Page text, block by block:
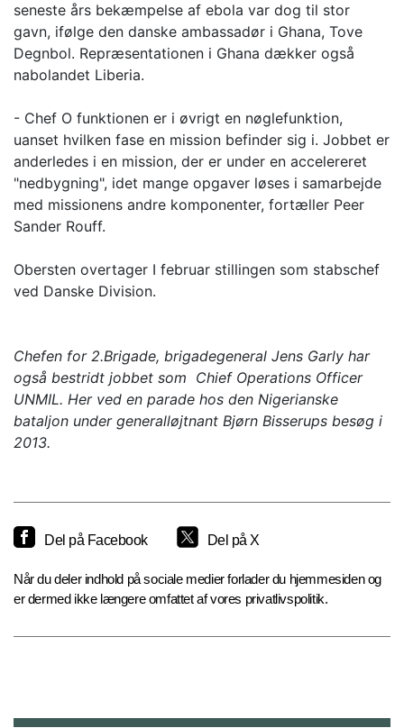
seneste års bekæmpelse af ebola var dog til stor
gavn, ifølge den danske ambassadør i Ghana, Tove
Degnbol. Repræsentationen i Ghana dækker også
nabolandet Liberia.
- Chef O funktionen er i øvrigt en nøglefunktion,
uanset hvilken fase en mission befinder sig i. Jobbet er
anderledes i en mission, der er under en accelereret
"nedbygning", idet mange opgaver løses i samarbejde
med missionens andre komponenter, fortæller Peer
Sander Rouff.
Obersten overtager I februar stillingen som stabschef
ved Danske Division.
Chefen for 2.Brigade, brigadegeneral Jens Garly har
også bestridt jobbet som Chief Operations Officer
UNMIL. Her ved en parade hos den Nigerianske
bataljon under generalløjtnant Bjørn Bisserups besøg i
2013.
Del på Facebook Del på X
Når du deler indhold på sociale medier forlader du hjemmesiden og
er dermed ikke længere omfattet af vores privatlivspolitik.